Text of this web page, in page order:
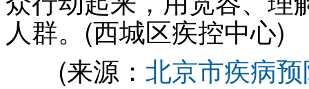
人群。(西城区疾控中心)
(来源： 北京市疾病